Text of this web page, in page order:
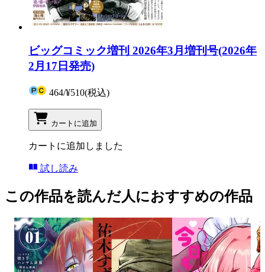
ビッグコミック増刊 2026年3月増刊号(2026年
2月17日発売)
464/¥510(税込)
カートに追加
カートに追加しました
試し読み
この作品を読んだ人におすすめの作品